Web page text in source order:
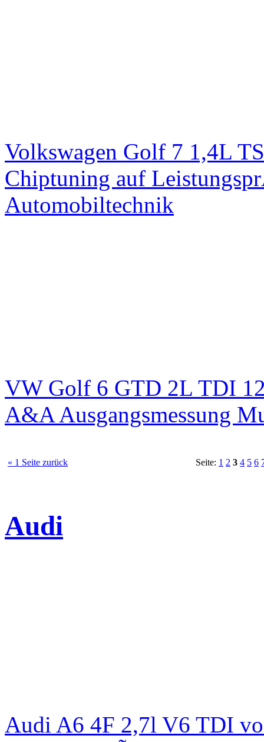
Volkswagen Golf 7 1,4L
Chiptuning auf
Automobiltechnik
VW Golf 6 GTD 2L TDI
A&A Ausgangsmessung
« 1 Seite zurück Seite: 1 2 3 4 5 6
Audi
Audi A6 4F 2,7l V6 TDI